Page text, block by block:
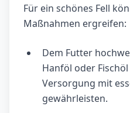
Für ein schönes Fell
Maßnahmen ergreifen:
Dem Futter
Hanföl oder
Versorgung mit
gewährleisten.